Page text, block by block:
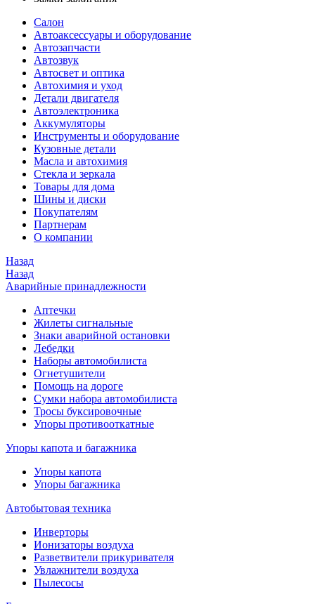
Салон
Автоаксессуары и оборудование
Автозапчасти
Автозвук
Автосвет и оптика
Автохимия и уход
Детали двигателя
Автоэлектроника
Аккумуляторы
Инструменты и оборудование
Кузовные детали
Масла и автохимия
Стекла и зеркала
Товары для дома
Шины и диски
Покупателям
Партнерам
О компании
Назад
Назад
Аварийные принадлежности
Аптечки
Жилеты сигнальные
Знаки аварийной остановки
Лебедки
Наборы автомобилиста
Огнетушители
Помощь на дороге
Сумки набора автомобилиста
Тросы буксировочные
Упоры противооткатные
Упоры капота и багажника
Упоры капота
Упоры багажника
Автобытовая техника
Инверторы
Ионизаторы воздуха
Разветвители прикуривателя
Увлажнители воздуха
Пылесосы